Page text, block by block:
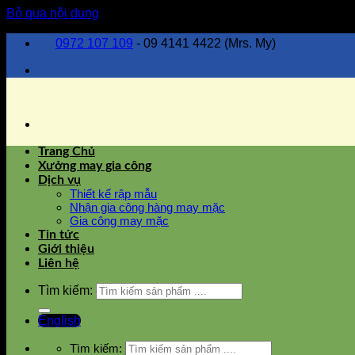
Bỏ qua nội dung
0972 107 109 - 09 4141 4422 (Mrs. My)
Trang Chủ
Xưởng may gia công
Dịch vụ
Thiết kế rập mẫu
Nhận gia công hàng may mặc
Gia công may mặc
Tin tức
Giới thiệu
Liên hệ
Tìm kiếm:
English
Tìm kiếm: